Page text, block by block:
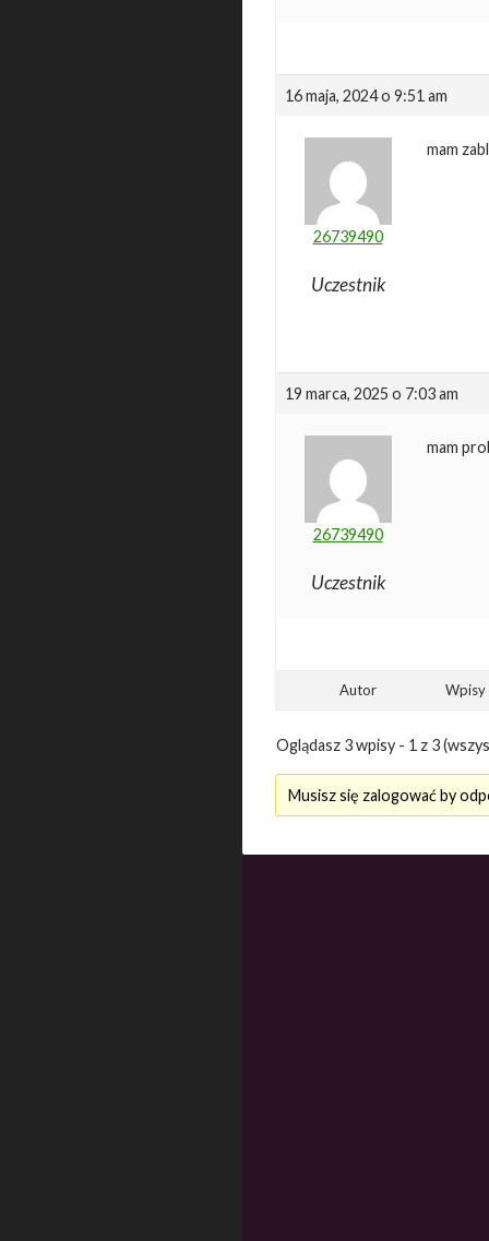
16 maja, 2024 o 9:51 am
26739490
Uczestnik
mam
19 marca, 2025 o 7:03 am
26739490
Uczestnik
mam
Autor Wpisy
Oglądasz 3 wpisy - 1 z 3
Musisz się zalogować by